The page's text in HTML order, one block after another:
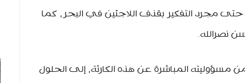
حتى مجرد التفكير بقذف اللاجئين في البحر، كما
نصرالله.
مسؤوليته المباشرة عن هذه الكارثة، إلى الحلول